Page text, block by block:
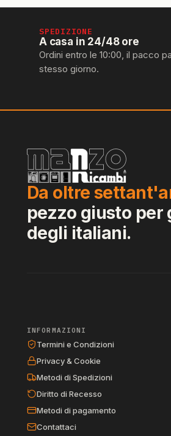
SPEDIZIONE
A casa in 24/48 ore
Ordini entro le 10:00, il pacco
stesso giorno.
Da oltre
pezzo giusto
degli italiani.
INFORMAZIONI
Termini e Condizioni
Privacy & Cookie
Metodi di Spedizioni
Diritto di Recesso
Metodi di pagamento
Contattaci